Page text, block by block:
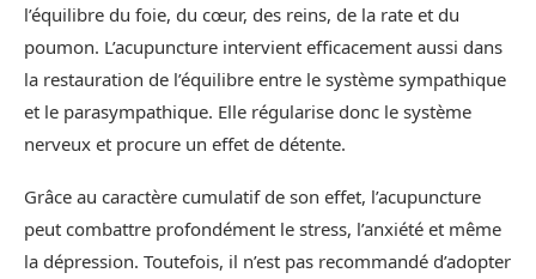
l’équilibre du foie, du cœur, des reins, de la rate et du
poumon. L’acupuncture intervient efficacement aussi dans
la restauration de l’équilibre entre le système sympathique
et le parasympathique. Elle régularise donc le système
nerveux et procure un effet de détente.
Grâce au caractère cumulatif de son effet, l’acupuncture
peut combattre profondément le stress, l’anxiété et même
la dépression. Toutefois, il n’est pas recommandé d’adopter